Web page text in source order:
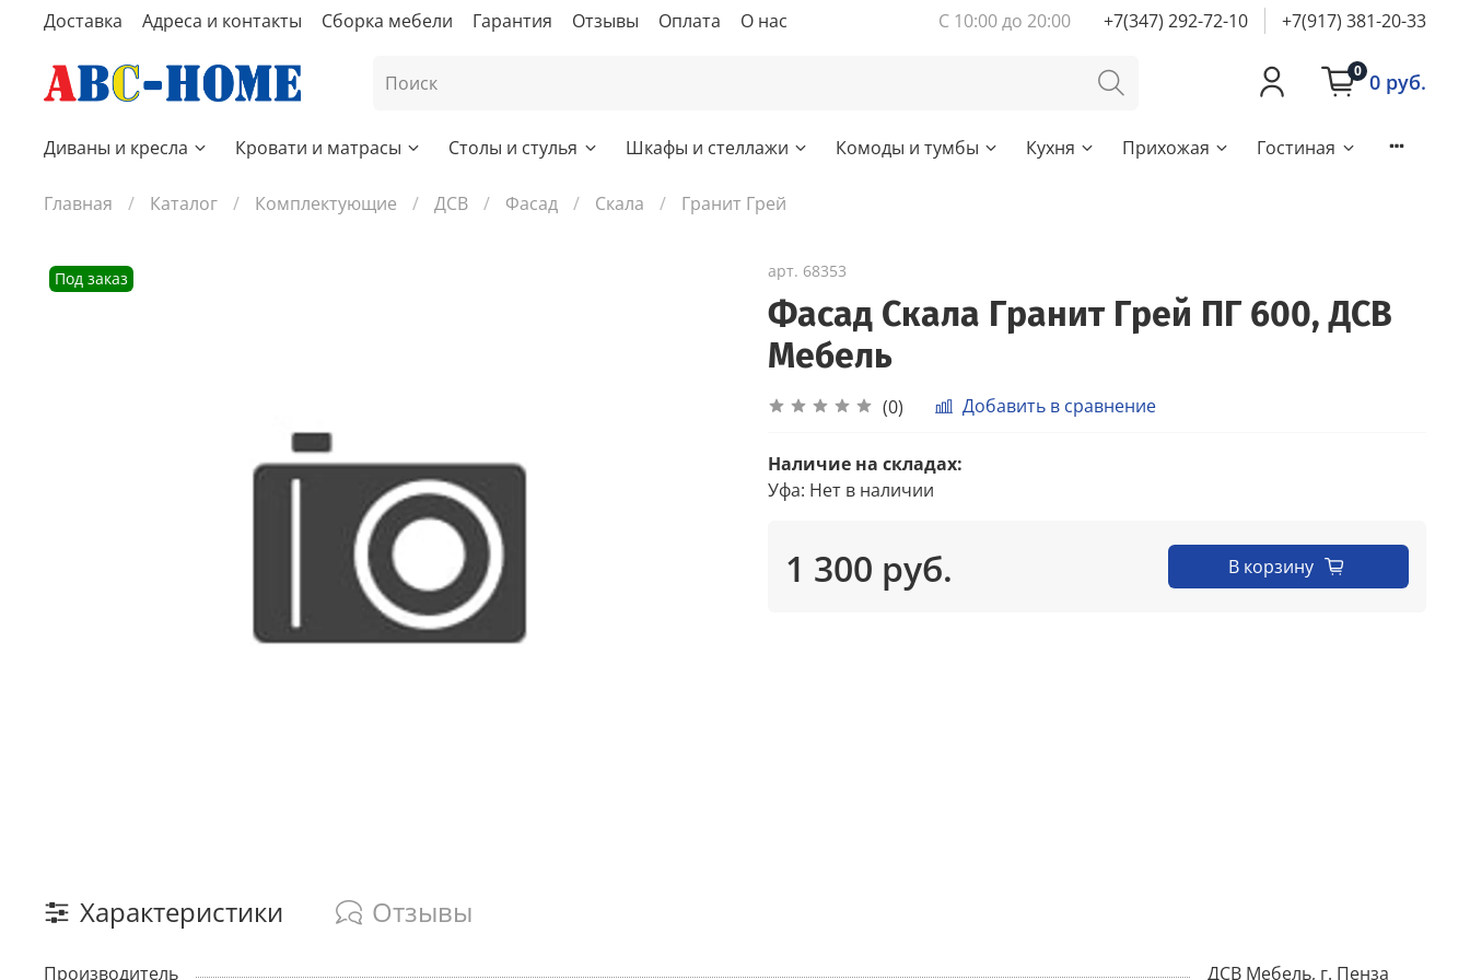
Доставка Адреса и контакты Сборка мебели Гарантия Отзывы Оплата О нас С 10:00 до 20:00 +7(347) 292-72-10 +7(917) 381-20-33
0 0 руб.
Диваны и кресла Кровати и матрасы Столы и стулья Шкафы и стеллажи Комоды и тумбы Кухня Прихожая Гостиная
Главная Каталог Комплектующие ДСВ Фасад Скала Гранит Грей
Под заказ арт. 68353
Фасад Скала Гранит Грей ПГ 600, ДСВ
Мебель
(0) Добавить в сравнение
Наличие на складах:
Уфа: Нет в наличии
1 300 руб. В корзину
Характеристики Отзывы
Производитель ДСВ Мебель, г. Пенза